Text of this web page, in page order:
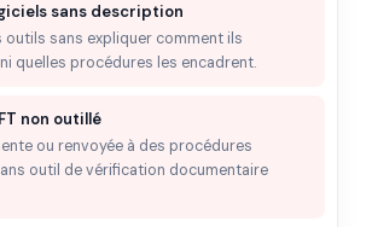
sans description
outils sans expliquer comment ils
quelles procédures les encadrent.
non outillé
ou renvoyée à des procédures
outil de vérification documentaire